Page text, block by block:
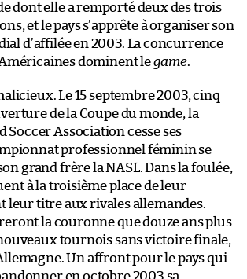
dont elle a remporté deux des trois
et le pays s’apprête à organiser son
d’affilée en 2003. La concurrence
Américaines dominent legame.
Le 15 septembre 2003, cinq
de la Coupe du monde, la
Soccer Association cesse ses
professionnel féminin se
grand frère la NASL. Dans la foulée,
à la troisième place de leur
leur titre aux rivales allemandes.
la couronne que douze ans plus
tournois sans victoire finale,
Un affront pour le pays qui